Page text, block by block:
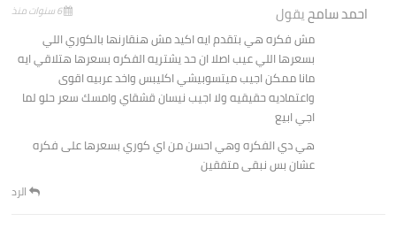
احمد سامحيقول 6 سنوات منذ
مش فكره هي بتقدم ايه اكيد مش هنقارنها بالكوري اللي
بسعرها اللي عيب اصلا ان حد يشتريه الفكره بسعرها هتلاقي ايه
مانا ممكن اجيب ميتسوبيشي اكليبس واخد عربيه اقوى
واعتماديه حقيقيه ولا اجيب نيسان قشقاي وامسك سعر حلو لما
اجي ابيع
هي دي الفكره وهي احسن من اي كوري بسعرها على فكره
عشان بس نبقى متفقين
الرد